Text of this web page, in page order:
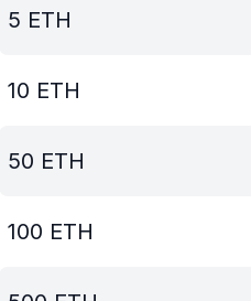
5 ETH
10 ETH
50 ETH
100 ETH